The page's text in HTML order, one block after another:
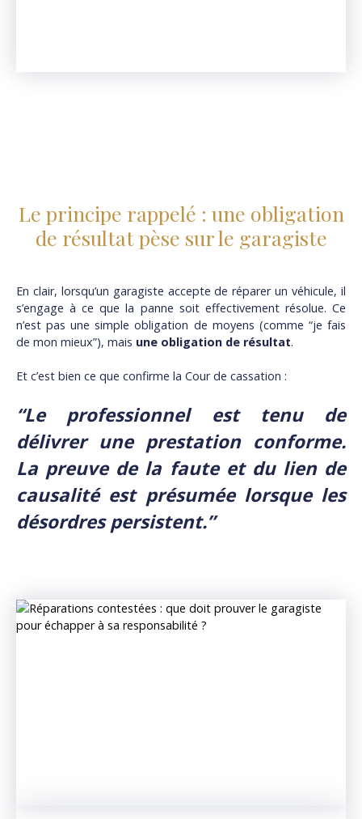
Le principe rappelé : une obligation
de résultat pèse sur le garagiste
En clair, lorsqu’un garagiste accepte de réparer un véhicule, il
s’engage à ce que la panne soit effectivement résolue. Ce
n’est pas une simple obligation de moyens (comme “je fais
de mon mieux”), mais une obligation de résultat.
Et c’est bien ce que confirme la Cour de cassation :
“Le professionnel est tenu de
délivrer une prestation conforme.
La preuve de la faute et du lien de
causalité est présumée lorsque les
désordres persistent.”